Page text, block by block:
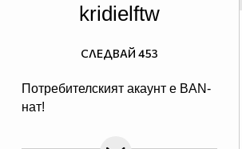
kridielftw
Потребителският акаунт е BAN-
нат!
СЛЕДВАЙ 453